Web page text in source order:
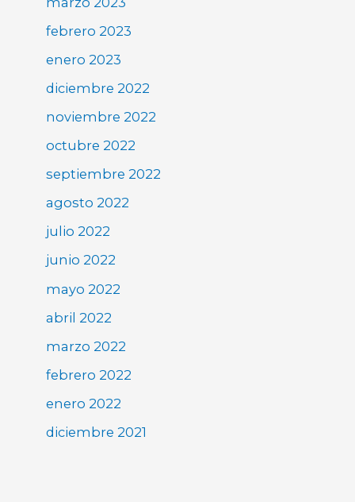
febrero 2023
enero 2023
diciembre 2022
noviembre 2022
octubre 2022
septiembre 2022
agosto 2022
julio 2022
junio 2022
mayo 2022
abril 2022
marzo 2022
febrero 2022
enero 2022
diciembre 2021